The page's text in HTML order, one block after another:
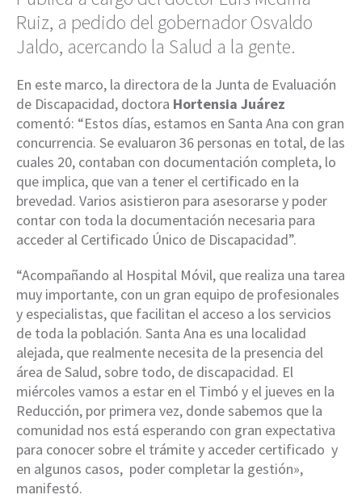
Ruiz, a pedido del gobernador Osvaldo
Jaldo, acercando la Salud a la gente.
En este marco, la directora de la Junta de Evaluación
de Discapacidad, doctora Hortensia Juárez
comentó: “Estos días, estamos en Santa Ana con gran
concurrencia. Se evaluaron 36 personas en total, de las
cuales 20, contaban con documentación completa, lo
que implica, que van a tener el certificado en la
brevedad. Varios asistieron para asesorarse y poder
contar con toda la documentación necesaria para
acceder al Certificado Único de Discapacidad”.
“Acompañando al Hospital Móvil, que realiza una tarea
muy importante, con un gran equipo de profesionales
y especialistas, que facilitan el acceso a los servicios
de toda la población. Santa Ana es una localidad
alejada, que realmente necesita de la presencia del
área de Salud, sobre todo, de discapacidad. El
miércoles vamos a estar en el Timbó y el jueves en la
Reducción, por primera vez, donde sabemos que la
comunidad nos está esperando con gran expectativa
para conocer sobre el trámite y acceder certificado y
en algunos casos, poder completar la gestión»,
manifestó.